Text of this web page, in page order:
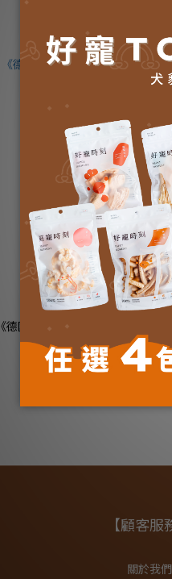
《德國家醫 ANIBIO》貓咪草本驅蟲
NT$785
【顧客服
關於我們